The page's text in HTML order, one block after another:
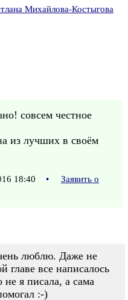
Михайлова-Костыгова
совсем честное
из лучших в своём
18:40 •
Заявить о
люблю. Даже не
главе все написалось
не я писала, а сама
:-)